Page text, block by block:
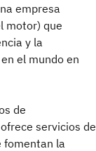
empresa
motor) que
y la
el mundo en
de
servicios de
fomentan la